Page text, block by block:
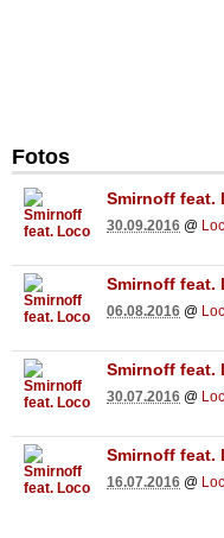
Fotos
Smirnoff feat.
30.09.2016 @
Smirnoff feat.
06.08.2016 @
Smirnoff feat.
30.07.2016 @
Smirnoff feat.
16.07.2016 @